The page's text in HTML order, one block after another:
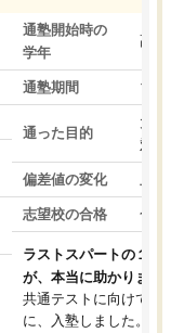
通塾開始時の
学年
高3
通塾期間 1～3
通った目的
大学
対策
偏差値の変化 上が
志望校の合格 合格
ラストスパートの１か月
が、本当に助かりました
共通テストに向けての追
に、入塾しました。田舎